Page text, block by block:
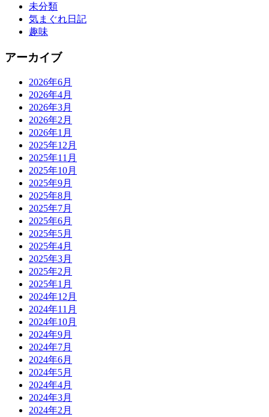
未分類
気まぐれ日記
趣味
アーカイブ
2026年6月
2026年4月
2026年3月
2026年2月
2026年1月
2025年12月
2025年11月
2025年10月
2025年9月
2025年8月
2025年7月
2025年6月
2025年5月
2025年4月
2025年3月
2025年2月
2025年1月
2024年12月
2024年11月
2024年10月
2024年9月
2024年7月
2024年6月
2024年5月
2024年4月
2024年3月
2024年2月